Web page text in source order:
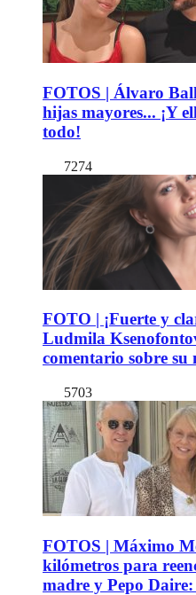
FOTOS | Álvaro
hijas mayores... ¡Y
todo!
7274
FOTO | ¡Fuerte y
Ludmila
comentario sobre su
5703
FOTOS | Máximo
kilómetros para
madre y Pepo